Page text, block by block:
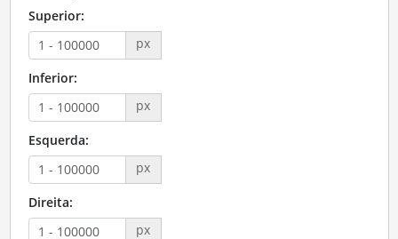
Superior:
px
Inferior:
px
Esquerda:
px
Direita:
px